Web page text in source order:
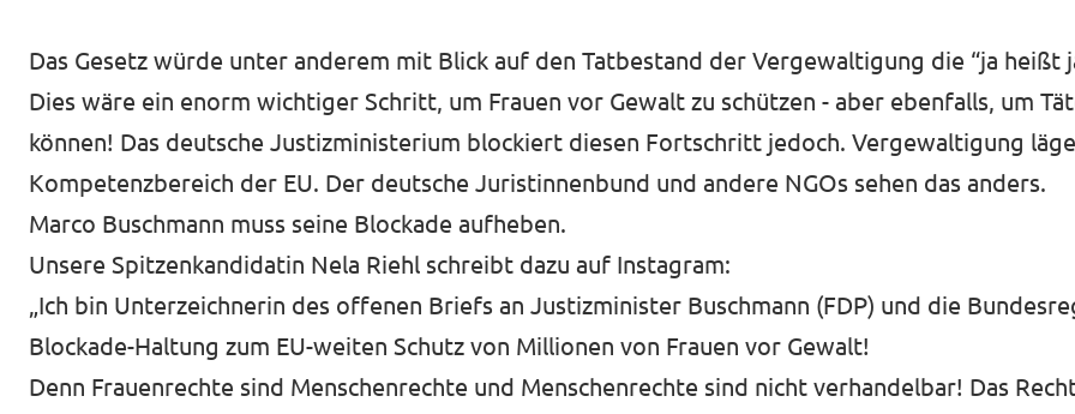
Das Gesetz würde unter anderem mit Blick auf den Tatbestand der Vergewaltigung die “ja heißt
Dies wäre ein enorm wichtiger Schritt, um Frauen vor Gewalt zu schützen - aber ebenfalls, um
können! Das deutsche Justizministerium blockiert diesen Fortschritt jedoch. Vergewaltigung
Kompetenzbereich der EU. Der deutsche Juristinnenbund und andere NGOs sehen das anders.
Marco Buschmann muss seine Blockade aufheben.
Unsere Spitzenkandidatin Nela Riehl schreibt dazu auf Instagram:
„Ich bin Unterzeichnerin des offenen Briefs an Justizminister Buschmann (FDP) und die
Blockade-Haltung zum EU-weiten Schutz von Millionen von Frauen vor Gewalt!
Denn Frauenrechte sind Menschenrechte und Menschenrechte sind nicht verhandelbar! Das